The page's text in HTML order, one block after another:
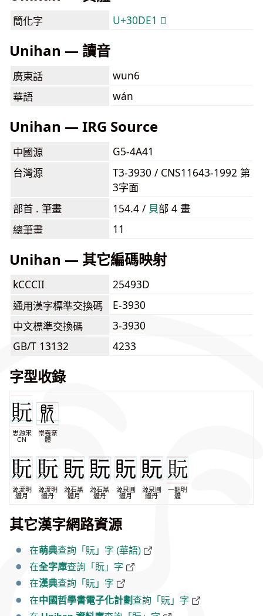
簡化字 U+30DE1 𰷡
Unihan — 讀音
廣東話
wun6
華語
wán
Unihan — IRG Source
中國源
G5-4A41
台灣源
T3-3930 / CNS11643-1992 第
3字面
部首 . 筆畫
154.4 / ⾙部 4 畫
總筆畫
11
Unihan — 其它編碼映射
kCCCII
25493D
通用漢字標準交換碼
E-3930
中文標準交換碼
3-3930
GB/T 13132
4233
字型收錄
思源宋
CN
崇羲篆
體
源流明
體月
源流明
體丹
源石黑
體月
源石黑
體丹
源泉圓
體月
源泉圓
體丹
一點明
體
其它漢字網路資源
在萌典查詢「貦」字 (華語)
在全字庫查詢「貦」字
在漢典查詢「貦」字
在中國哲學書電子化計劃查詢「貦」字